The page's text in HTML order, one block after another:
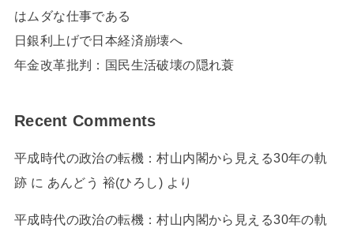
はムダな仕事である
日銀利上げで日本経済崩壊へ
年金改革批判：国民生活破壊の隠れ蓑
Recent Comments
平成時代の政治の転機：村山内閣から見える30年の軌
跡 に あんどう 裕(ひろし) より
平成時代の政治の転機：村山内閣から見える30年の軌